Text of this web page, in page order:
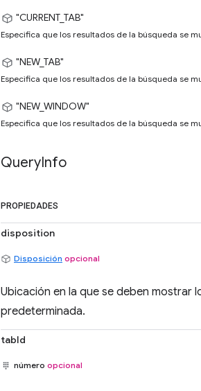
"CURRENT_TAB"
Especifica que los resultados de la búsqueda se
"NEW_TAB"
Especifica que los resultados de la búsqueda se
"NEW_WINDOW"
Especifica que los resultados de la búsqueda se
QueryInfo
PROPIEDADES
disposition
Disposición opcional
Ubicación en la que se deben mostrar
predeterminada.
tabId
número opcional